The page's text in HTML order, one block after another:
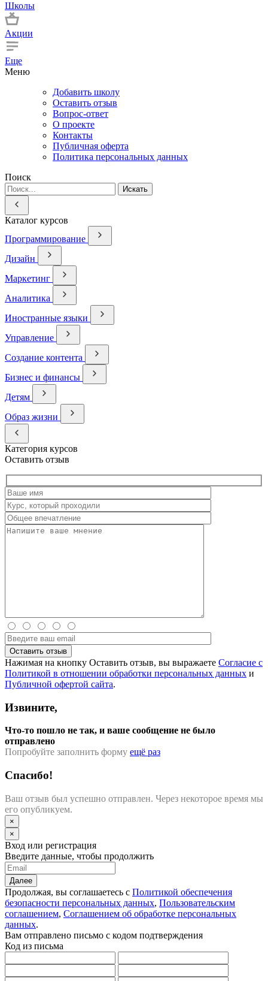
Школы
Акции
Еще
Меню
Добавить школу
Оставить отзыв
Вопрос-ответ
О проекте
Контакты
Публичная оферта
Политика персональных данных
Поиск
Искать
Каталог курсов
Программирование
Дизайн
Маркетинг
Аналитика
Иностранные языки
Управление
Создание контента
Бизнес и финансы
Детям
Образ жизни
Категория курсов
Оставить отзыв
Нажимая на кнопку Оставить отзыв, вы выражаете Согласие с
Политикой в отношении обработки персональных данных и
Публичной офертой сайта.
Извините,
Что-то пошло не так, и ваше сообщение не было
отправлено
Попробуйте заполнить форму ещё раз
Спасибо!
Ваш отзыв был успешно отправлен. Через некоторое время мы
его опубликуем.
×
×
Вход или регистрация
Введите данные, чтобы продолжить
Далее
Продолжая, вы соглашаетесь с Политикой обеспечения
безопасности персональных данных, Пользовательским
соглашением, Соглашением об обработке персональных
данных.
Вам отправлено письмо с кодом подтверждения
Код из письма